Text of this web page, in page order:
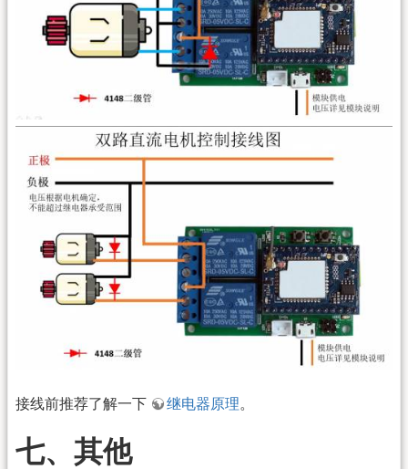
接线前推荐了解一下 继电器原理。
七、其他